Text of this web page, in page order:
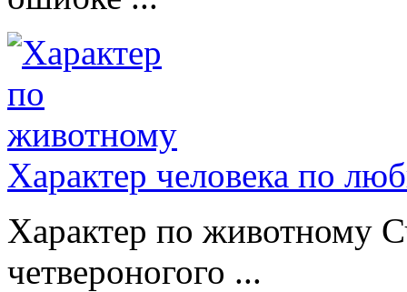
Характер человека по
Характер по животному
четвероногого ...